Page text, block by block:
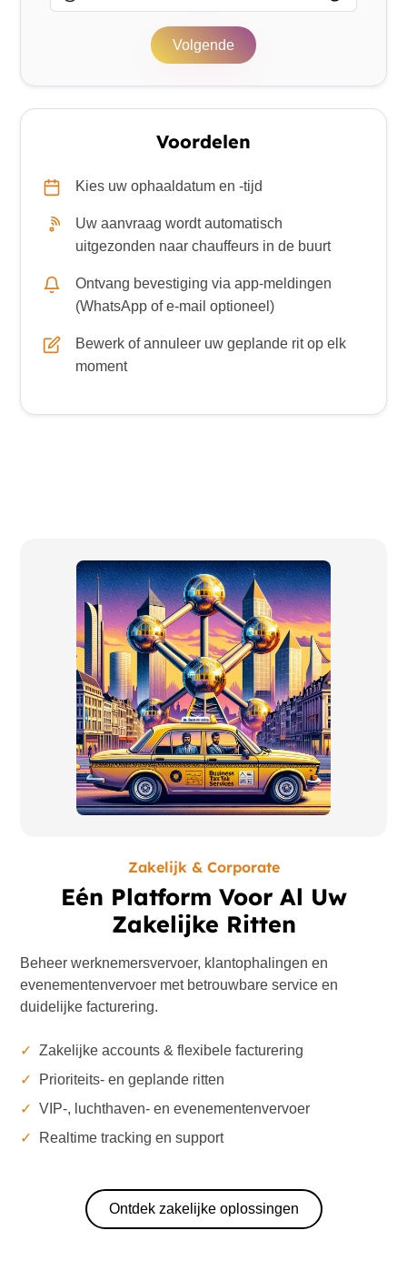
Volgende
Voordelen
Kies uw ophaaldatum en -tijd
Uw aanvraag wordt automatisch
uitgezonden naar chauffeurs in de buurt
Ontvang bevestiging via app-meldingen
(WhatsApp of e-mail optioneel)
Bewerk of annuleer uw geplande rit op elk
moment
Zakelijk & Corporate
Eén Platform Voor Al Uw
Zakelijke Ritten
Beheer werknemersvervoer, klantophalingen en
evenementenvervoer met betrouwbare service en
duidelijke facturering.
✓
Zakelijke accounts & flexibele facturering
✓
Prioriteits- en geplande ritten
✓
VIP-, luchthaven- en evenementenvervoer
✓
Realtime tracking en support
Ontdek zakelijke oplossingen